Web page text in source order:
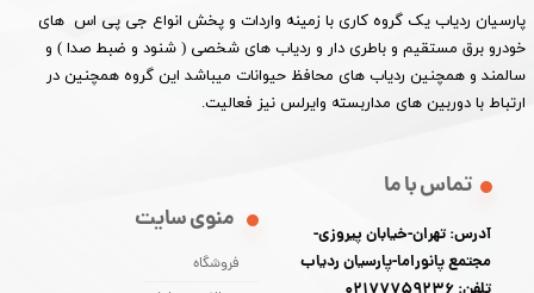
پارسیان ردیاب یک گروه کاری با زمینه واردات و پخش انواع جی پی اس های
خودرو برق مستقیم و باطری دار و ردیاب های شخصی ( شنود و ضبط صدا ) و
سالمند و همچنین ردیاب های محافظ حیوانات میباشد این گروه همچنین در
ارتباط با دوربین های مداربسته وایرلس نیز فعالیت.​​​​​​​
منوی سایت
فروشگاه
تماس با ما
آدرس: تهران-خیابان پیروزی-
مجتمع پانوراما-پارسیان ردیاب